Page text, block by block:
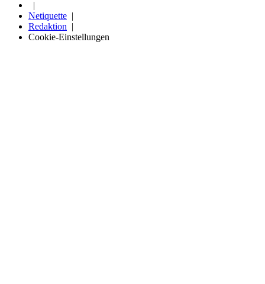
Netiquette
Redaktion
Cookie-Einstellungen